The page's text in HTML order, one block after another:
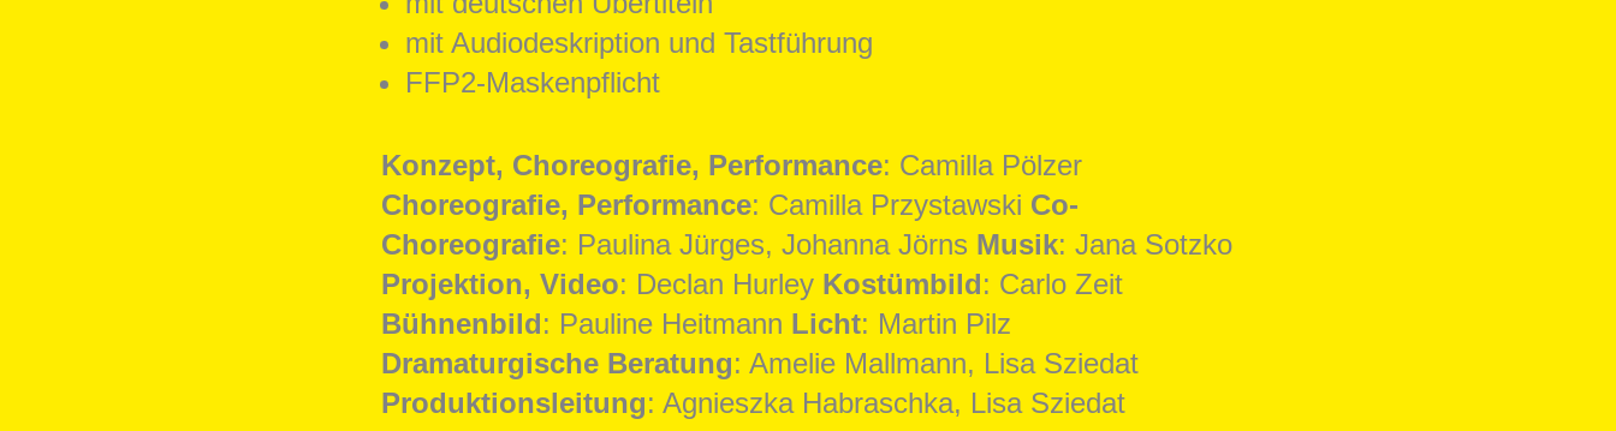
mit Audiodeskription und Tastführung
FFP2-Maskenpflicht
Konzept, Choreografie, Performance: Camilla Pölzer
Choreografie, Performance: Camilla Przystawski Co-
Choreografie: Paulina Jürges, Johanna Jörns Musik: Jana Sotzko
Projektion, Video: Declan Hurley Kostümbild: Carlo Zeit
Bühnenbild: Pauline Heitmann Licht: Martin Pilz
Dramaturgische Beratung: Amelie Mallmann, Lisa Sziedat
Produktionsleitung: Agnieszka Habraschka, Lisa Sziedat